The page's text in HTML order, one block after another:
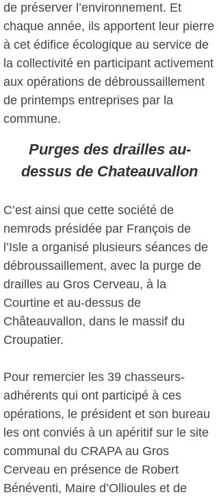
de préserver l’environnement. Et
chaque année, ils apportent leur pierre
à cet édifice écologique au service de
la collectivité en participant activement
aux opérations de débroussaillement
de printemps entreprises par la
commune.
Purges des drailles au-
dessus de Chateauvallon
C’est ainsi que cette société de
nemrods présidée par François de
l’Isle a organisé plusieurs séances de
débroussaillement, avec la purge de
drailles au Gros Cerveau, à la
Courtine et au-dessus de
Châteauvallon, dans le massif du
Croupatier.
Pour remercier les 39 chasseurs-
adhérents qui ont participé à ces
opérations, le président et son bureau
les ont conviés à un apéritif sur le site
communal du CRAPA au Gros
Cerveau en présence de Robert
Bénéventi, Maire d’Ollioules et de